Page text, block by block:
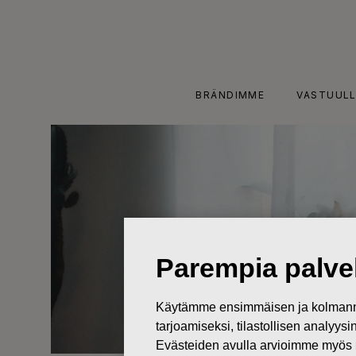
BRÄNDIMME
Parempia
Käytämme ensimmäisen ja
tarjoamiseksi, tilastollisen
Evästeiden avulla arvioimme